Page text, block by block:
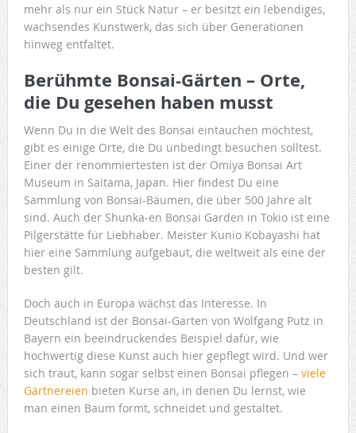
mehr als nur ein Stück Natur – er besitzt ein lebendiges,
wachsendes Kunstwerk, das sich über Generationen
hinweg entfaltet.
Berühmte Bonsai-Gärten – Orte,
die Du gesehen haben musst
Wenn Du in die Welt des Bonsai eintauchen möchtest,
gibt es einige Orte, die Du unbedingt besuchen solltest.
Einer der renommiertesten ist der Omiya Bonsai Art
Museum in Saitama, Japan. Hier findest Du eine
Sammlung von Bonsai-Bäumen, die über 500 Jahre alt
sind. Auch der Shunka-en Bonsai Garden in Tokio ist eine
Pilgerstätte für Liebhaber. Meister Kunio Kobayashi hat
hier eine Sammlung aufgebaut, die weltweit als eine der
besten gilt.
Doch auch in Europa wächst das Interesse. In
Deutschland ist der Bonsai-Garten von Wolfgang Putz in
Bayern ein beeindruckendes Beispiel dafür, wie
hochwertig diese Kunst auch hier gepflegt wird. Und wer
sich traut, kann sogar selbst einen Bonsai pflegen – viele
Gärtnereien bieten Kurse an, in denen Du lernst, wie
man einen Baum formt, schneidet und gestaltet.